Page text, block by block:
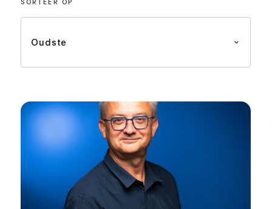
SORTEER OP
Oudste